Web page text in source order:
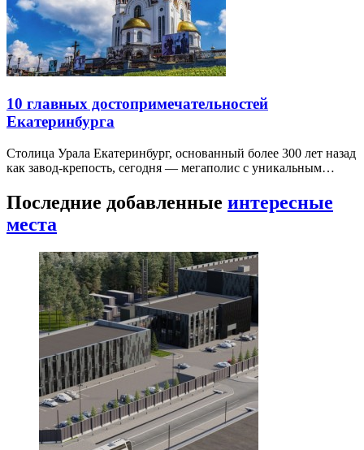
10 главных достопримечательностей
Екатеринбурга
Столица Урала Екатеринбург, основанный более 300 лет назад
как завод-крепость, сегодня — мегаполис с уникальным…
Последние добавленные интересные
места